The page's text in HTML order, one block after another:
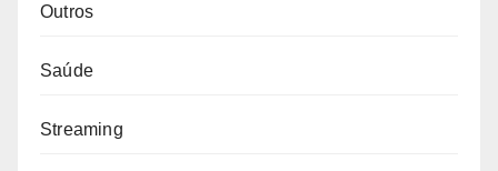
Outros
Saúde
Streaming